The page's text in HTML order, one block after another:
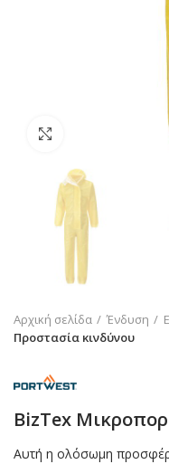
Αρχική σελίδα Ένδυση
Προστασία κινδύνου
BizTex
Αυτή η ολόσωμη